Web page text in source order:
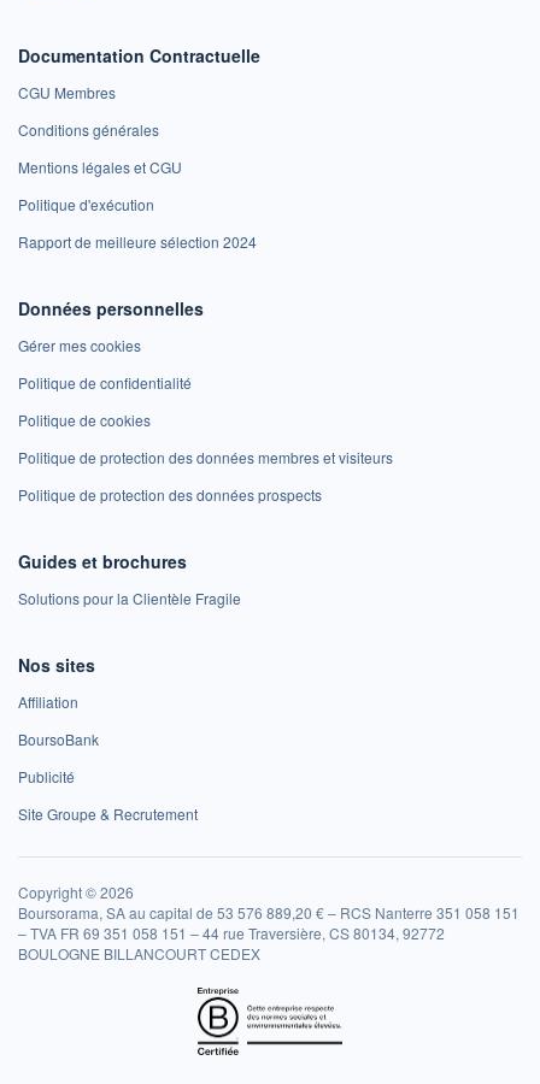
Documentation Contractuelle
CGU Membres
Conditions générales
Mentions légales et CGU
Politique d'exécution
Rapport de meilleure sélection 2024
Données personnelles
Gérer mes cookies
Politique de confidentialité
Politique de cookies
Politique de protection des données membres et visiteurs
Politique de protection des données prospects
Guides et brochures
Solutions pour la Clientèle Fragile
Nos sites
Affiliation
BoursoBank
Publicité
Site Groupe & Recrutement
Copyright © 2026
Boursorama, SA au capital de 53 576 889,20 € – RCS Nanterre 351 058 151
– TVA FR 69 351 058 151 – 44 rue Traversière, CS 80134, 92772
BOULOGNE BILLANCOURT CEDEX